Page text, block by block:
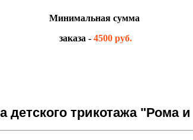
Минимальная сумма
заказа - 4500 руб.
детского трикотажа "Рома